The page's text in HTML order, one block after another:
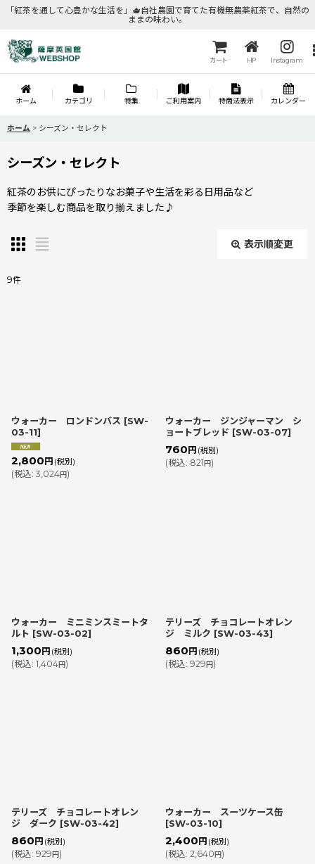
「紅茶を通して心豊かな生活を」🫖自社農園で育てた有機無農薬紅茶で、自然の
ままの味わい。
カート HP Instagram
ホーム カテゴリ 特集 ご利用案内 特商法表示 カレンダー
ホーム > シーズン・セレクト
シーズン・セレクト
紅茶のお供にぴったりなお菓子や生活を彩る日用品など
季節を楽しむ商品を取り揃えました♪
表示順変更
9件
ウォーカー ロンドンバス [SW-
03-11]
2,800 円 (税別)
(税込: 3,024円)
ウォーカー ジンジャーマン シ
ョートブレッド [SW-03-07]
760 円 (税別)
(税込: 821 円)
ウォーカー ミニミンスミートタ
ルト [SW-03-02]
1,300 円 (税別)
(税込: 1,404円)
テリーズ チョコレートオレン
ジ ミルク [SW-03-43]
860 円 (税別)
(税込: 929 円)
テリーズ チョコレートオレン
ジ ダーク [SW-03-42]
860 円 (税別)
(税込: 929 円)
ウォーカー スーツケース缶
[SW-03-10]
2,400 円 (税別)
(税込: 2,640 円)